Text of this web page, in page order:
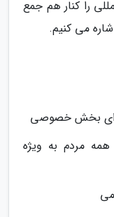
را کنار هم جمع
می کنیم.
بخش خصوصی
مردم به ویژه